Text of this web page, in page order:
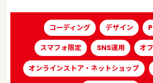
コーディング デザイン
スマフォ限定 SNS運用 オ
オンラインストア・ネットショップ